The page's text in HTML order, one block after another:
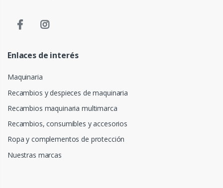
Enlaces de interés
Maquinaria
Recambios y despieces de maquinaria
Recambios maquinaria multimarca
Recambios, consumibles y accesorios
Ropa y complementos de protección
Nuestras marcas